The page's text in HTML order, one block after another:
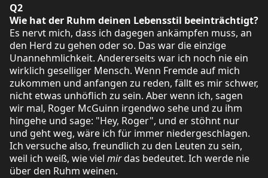
Q2
Wie hat der Ruhm deinen Lebensstil beeinträchtigt?
Es nervt mich, dass ich dagegen ankämpfen muss, an
den Herd zu gehen oder so. Das war die einzige
Unannehmlichkeit. Andererseits war ich noch nie ein
wirklich geselliger Mensch. Wenn Fremde auf mich
zukommen und anfangen zu reden, fällt es mir schwer,
nicht etwas unhöflich zu sein. Aber wenn ich, sagen
wir mal, Roger McGuinn irgendwo sehe und zu ihm
hingehe und sage: "Hey, Roger", und er stöhnt nur
und geht weg, wäre ich für immer niedergeschlagen.
Ich versuche also, freundlich zu den Leuten zu sein,
weil ich weiß, wie viel mirdas bedeutet. Ich werde nie
über den Ruhm weinen.